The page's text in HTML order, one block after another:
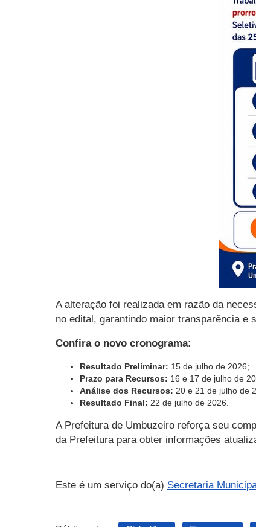
A alteração foi realizada em razão da
no edital, garantindo maior transparência e
Confira o novo cronograma:
Resultado Preliminar: 15 de julho de 2026;
Prazo para Recursos: 16 e 17 de julho de
Análise dos Recursos: 20 e 21 de julho de
Resultado Final: 22 de julho de 2026.
A Prefeitura de Umbuzeiro reforça seu
da Prefeitura para obter informações
Este é um serviço do(a) Secretaria